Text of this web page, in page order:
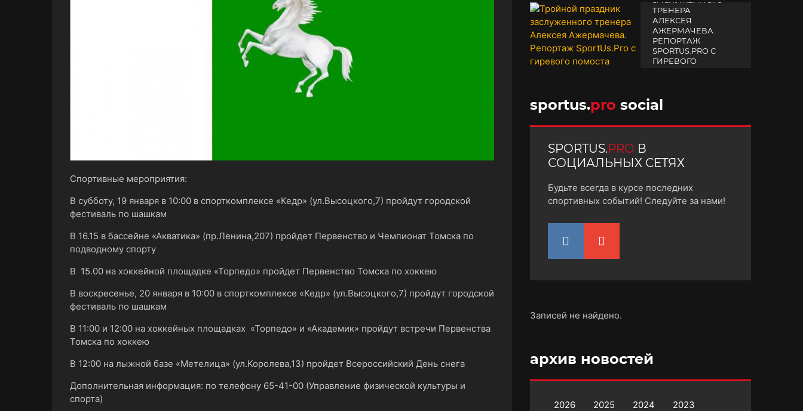
Спортивные мероприятия:
В субботу, 19 января в 10:00 в спорткомплексе «Кедр» (ул.Высоцкого,7) пройдут городской
фестиваль по шашкам
В 16.15 в бассейне «Акватика» (пр.Ленина,207) пройдет Первенство и Чемпионат Томска по
подводному спорту
В 15.00 на хоккейной площадке «Торпедо» пройдет Первенство Томска по хоккею
В воскресенье, 20 января в 10:00 в спорткомплексе «Кедр» (ул.Высоцкого,7) пройдут городской
фестиваль по шашкам
В 11:00 и 12:00 на хоккейных площадках «Торпедо» и «Академик» пройдут встречи Первенства
Томска по хоккею
В 12:00 на лыжной базе «Метелица» (ул.Королева,13) пройдет Всероссийский День снега
Дополнительная информация: по телефону 65-41-00 (Управление физической культуры и
спорта)
14 апреля 2025
ТРЕНЕРА
АЛЕКСЕЯ
АЖЕРМАЧЕВА.
РЕПОРТАЖ
SPORTUS.PRO С
ГИРЕВОГО
sportus.pro social
SPORTUS.PRO В
СОЦИАЛЬНЫХ СЕТЯХ
Будьте всегда в курсе последних
спортивных событий! Следуйте за нами!
Записей не найдено.
архив новостей
2026 2025 2024 2023